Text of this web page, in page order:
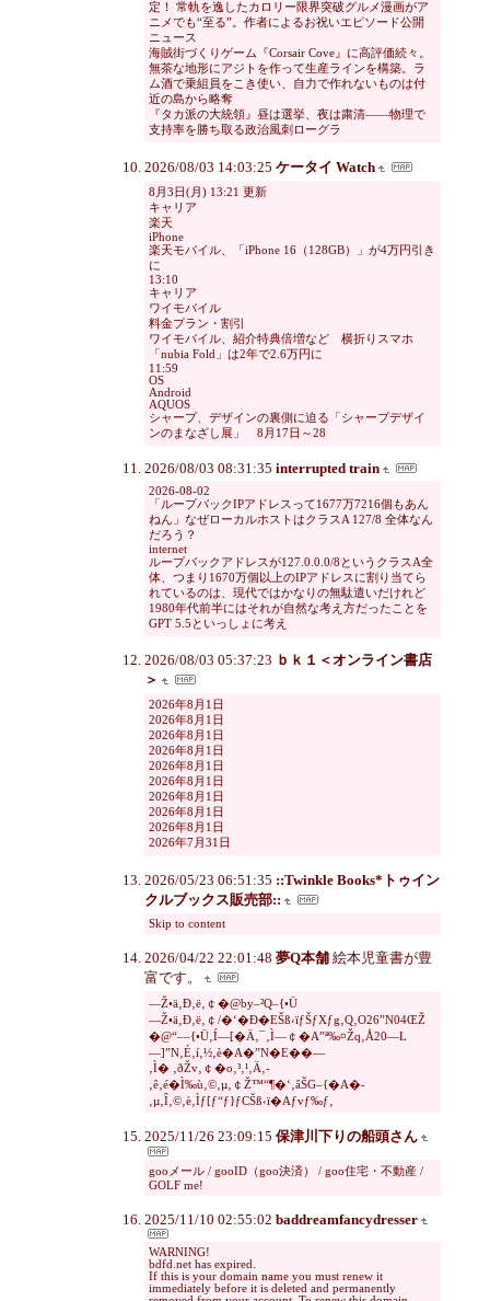
定！ 常軌を逸したカロリー限界突破グルメ漫画がア
ニメでも“至る”。作者によるお祝いエピソード公開
ニュース
海賊街づくりゲーム『Corsair Cove』に高評価続々。
無茶な地形にアジトを作って生産ラインを構築。ラ
ム酒で乗組員をこき使い、自力で作れないものは付
近の島から略奪
『タカ派の大統領』昼は選挙、夜は粛清――物理で
支持率を勝ち取る政治風刺ローグラ
2026/08/03 14:03:25 ケータイ Watch
8月3日(月) 13:21 更新
キャリア
楽天
iPhone
楽天モバイル、「iPhone 16（128GB）」が4万円引き
に
13:10
キャリア
ワイモバイル
料金プラン・割引
ワイモバイル、紹介特典倍増など 横折りスマホ
「nubia Fold」は2年で2.6万円に
11:59
OS
Android
AQUOS
シャープ、デザインの裏側に迫る「シャープデザイ
ンのまなざし展」 8月17日～28
2026/08/03 08:31:35 interrupted train
2026-08-02
「ループバックIPアドレスって1677万7216個もあん
ねん」なぜローカルホストはクラスA 127/8 全体なん
だろう？
internet
ループバックアドレスが127.0.0.0/8というクラスA全
体、つまり1670万個以上のIPアドレスに割り当てら
れているのは、現代ではかなりの無駄遣いだけれど
1980年代前半にはそれが自然な考え方だったことを
GPT 5.5といっしょに考え
2026/08/03 05:37:23 ｂｋ１＜オンライン書店
＞
2026年8月1日
2026年8月1日
2026年8月1日
2026年8月1日
2026年8月1日
2026年8月1日
2026年8月1日
2026年8月1日
2026年8月1日
2026年7月31日
2026/05/23 06:51:35 ::Twinkle Books*トゥイン
クルブックス販売部::
Skip to content
2026/04/22 22:01:48 夢Q本舗 絵本児童書が豊
富です。
—Ž•ä‚Ð‚ë‚￠�@by–²Q–{•Ü
—Ž•ä‚Ð‚ë‚￠/�‘�Ð�EŠß‹ïƒŠƒXƒg‚Q‚O26”N04ŒŽ
�@“––{•Ü‚Í—[�Ä‚¯‚Ì—￠�A”ª‰¤Žq‚Å20—L
—]”N‚É‚í‚½‚è�A�­”N�E�­�—
‚Ì� ‚ðŽv‚￠�o‚³‚¹‚Ä‚­
‚ê‚é�Ì‰ù‚©‚µ‚￠Ž™“¶�‘‚âŠG–{�A�­
‚µ‚Î‚©‚è‚Ìƒ[ƒ“ƒ}ƒCŠß‹ï�Aƒvƒ‰ƒ‚
2025/11/26 23:09:15 保津川下りの船頭さん
gooメール / gooID（goo決済） / goo住宅・不動産 /
GOLF me!
2025/11/10 02:55:02 baddreamfancydresser
WARNING!
bdfd.net has expired.
If this is your domain name you must renew it
immediately before it is deleted and permanently